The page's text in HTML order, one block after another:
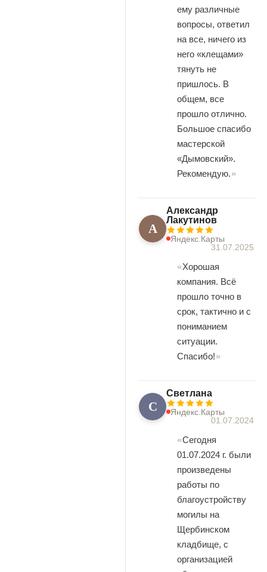
ему различные
вопросы, ответил
на все, ничего из
него «клещами»
тянуть не
пришлось. В
общем, все
прошло отлично.
Большое спасибо
мастерской
«Дымовский».
Рекомендую.
А
Александр
Лакутинов
Яндекс.Карты
31.07.2025
Хорошая
компания. Всё
прошло точно в
срок, тактично и с
пониманием
ситуации.
Спасибо!
С
Светлана
Яндекс.Карты
01.07.2024
Сегодня
01.07.2024 г. были
произведены
работы по
благоустройству
могилы на
Щербинском
кладбище, с
организацией